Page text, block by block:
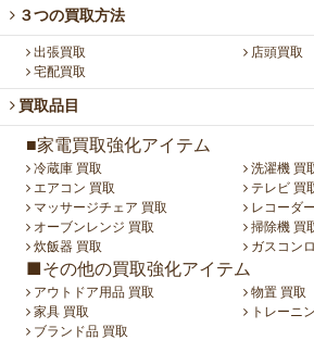
３つの買取方法
出張買取
店頭買取
宅配買取
買取品目
■家電買取強化アイテム
冷蔵庫 買取
洗濯機 買
エアコン 買取
テレビ 買
マッサージチェア 買取
レコーダ
オーブンレンジ 買取
掃除機 買
炊飯器 買取
ガスコン
■その他の買取強化アイテム
アウトドア用品 買取
物置 買取
家具 買取
トレーニ
ブランド品 買取